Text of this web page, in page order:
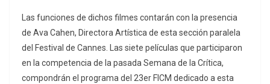
Las funciones de dichos filmes contarán con la presencia
de Ava Cahen, Directora Artística de esta sección paralela
del Festival de Cannes. Las siete películas que participaron
en la competencia de la pasada Semana de la Crítica,
compondrán el programa del 23er FICM dedicado a esta